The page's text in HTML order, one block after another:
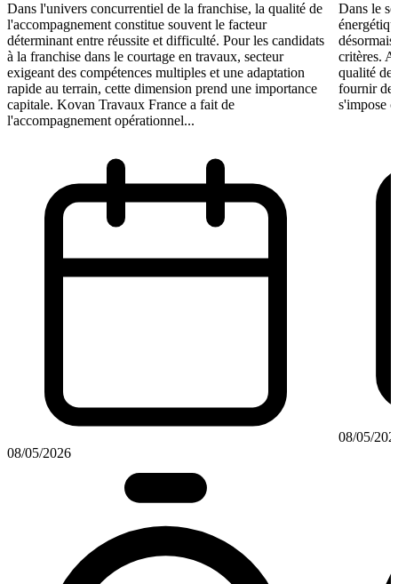
Dans l'univers concurrentiel de la franchise, la qualité de
l'accompagnement constitue souvent le facteur
déterminant entre réussite et difficulté. Pour les candidats
à la franchise dans le courtage en travaux, secteur
exigeant des compétences multiples et une adaptation
rapide au terrain, cette dimension prend une importance
capitale. Kovan Travaux France a fait de
l'accompagnement opérationnel...
08/05/2026
Dans le
critères.
qualité de
fournir
s'impose
08/05/